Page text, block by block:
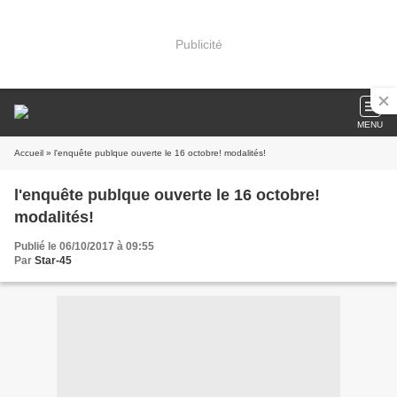
Publicité
MENU
Accueil » l'enquête publque ouverte le 16 octobre! modalités!
l'enquête publque ouverte le 16 octobre!
modalités!
Publié le 06/10/2017 à 09:55
Par Star-45